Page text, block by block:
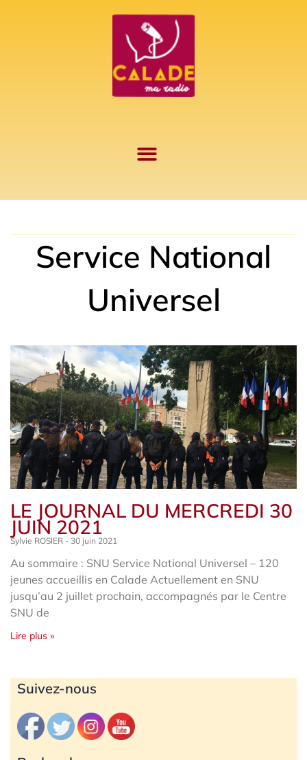
Service National
Universel
LE JOURNAL DU MERCREDI 30
JUIN 2021
Sylvie ROSIER 30 juin 2021
Au sommaire : SNU Service National Universel – 120
jeunes accueillis en Calade Actuellement en SNU
jusqu’au 2 juillet prochain, accompagnés par le Centre
SNU de
Lire plus »
Suivez-nous
Archives